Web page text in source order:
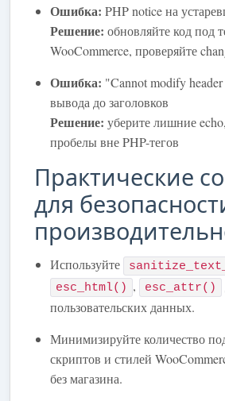
Ошибка: PHP notice на
Решение: обновляйте код под
WooCommerce, проверяйте
Ошибка: "Cannot modify
вывода до заголовков
Решение: уберите лишние
пробелы вне PHP-тегов
Практические
для
Используйте
esc_html() , esc_attr()
пользовательских данных.
Минимизируйте количество
скриптов и стилей
без магазина.